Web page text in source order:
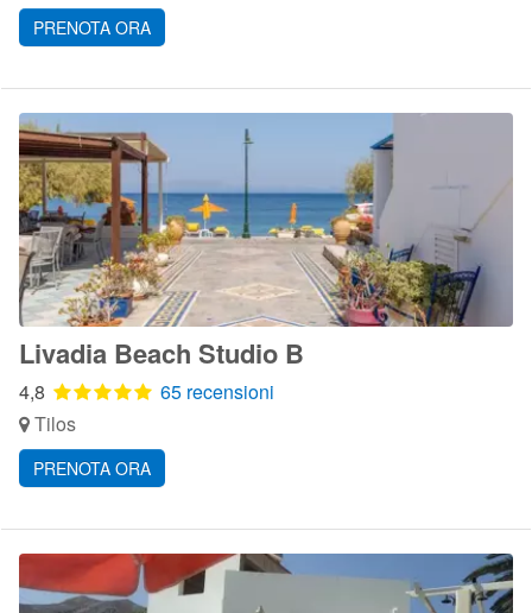
PRENOTA ORA
Livadia Beach Studio B
4,8
65 recensioni
Tilos
PRENOTA ORA